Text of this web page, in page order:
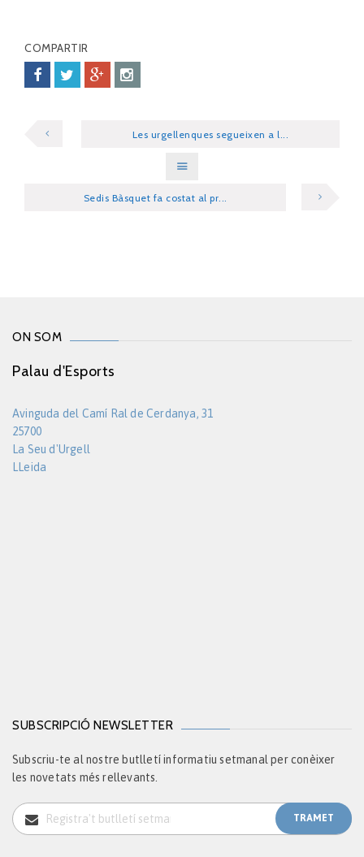
COMPARTIR
Les urgellenques segueixen a l...
Sedis Bàsquet fa costat al pr...
ON SOM
Palau d'Esports
Avinguda del Camí Ral de Cerdanya, 31
25700
La Seu d'Urgell
LLeida
SUBSCRIPCIÓ NEWSLETTER
Subscriu-te al nostre butlletí informatiu setmanal per conèixer
les novetats més rellevants.